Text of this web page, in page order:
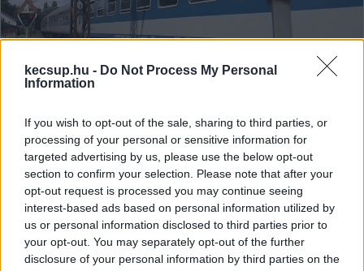
kecsup.hu - Do Not Process My Personal
Information
If you wish to opt-out of the sale, sharing to third parties, or
processing of your personal or sensitive information for
targeted advertising by us, please use the below opt-out
section to confirm your selection. Please note that after your
opt-out request is processed you may continue seeing
interest-based ads based on personal information utilized by
us or personal information disclosed to third parties prior to
your opt-out. You may separately opt-out of the further
disclosure of your personal information by third parties on the
Körbe lehet utazni Magyarországot
Egy budapesti mérnök arra vállalkozott, hogy a
gyakorlatban is kipróbálja, mi számít a leghosszabb,
egyetlen nap alatt megtehető utazásnak az idén
L Lapszemle 2025. 12. 27.